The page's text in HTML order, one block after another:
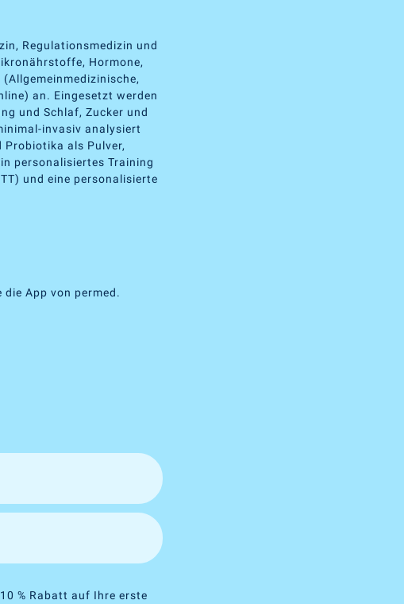
Regulationsmedizin und
Hormone,
an. Eingesetzt werden
und Schlaf, Zucker und
invasiv analysiert
als Pulver,
personalisiertes Training
und eine personalisierte
App von permed.
% Rabatt auf Ihre erste